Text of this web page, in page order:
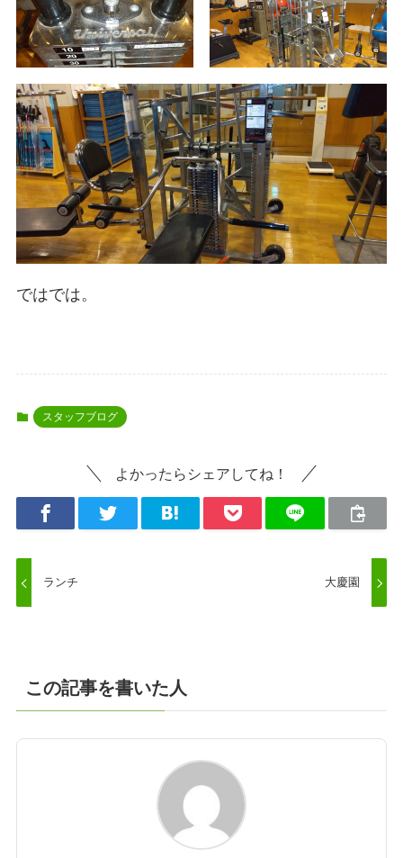
ではでは。
スタッフブログ
よかったらシェアしてね！
ランチ 大慶園
この記事を書いた人